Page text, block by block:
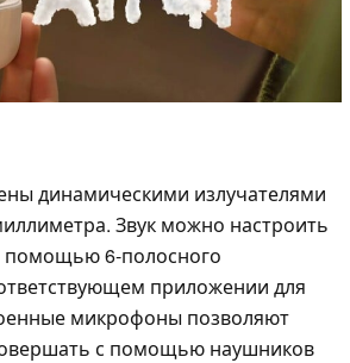
динамическими излучателями
Звук можно настроить
помощью 6-полосного
приложении для
микрофоны позволяют
с помощью наушников